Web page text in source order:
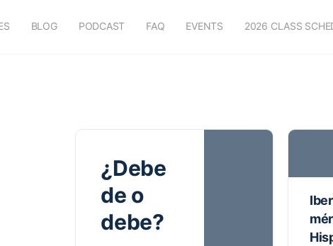
BLOG PODCAST FAQ EVENTS 2026 CLASS
¿Debe
de o
debe?